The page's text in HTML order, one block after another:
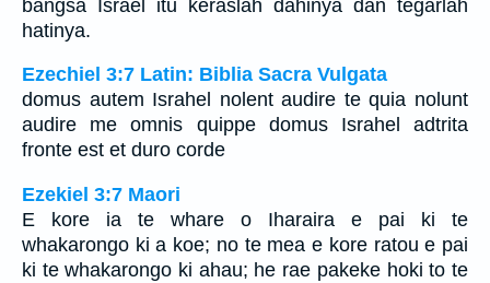
bangsa Israel itu keraslah dahinya dan tegarlah
hatinya.
Ezechiel 3:7 Latin: Biblia Sacra Vulgata
domus autem Israhel nolent audire te quia nolunt
audire me omnis quippe domus Israhel adtrita
fronte est et duro corde
Ezekiel 3:7 Maori
E kore ia te whare o Iharaira e pai ki te
whakarongo ki a koe; no te mea e kore ratou e pai
ki te whakarongo ki ahau; he rae pakeke hoki to te